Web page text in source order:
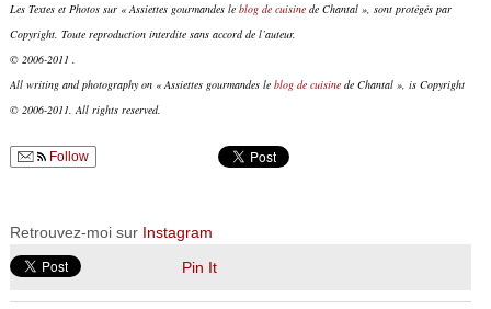
Les Textes et Photos sur « Assiettes gourmandes le blog de cuisinede Chantal », sont protégés par
Copyright. Toute reproduction interdite sans accord de l’auteur.
© 2006-2011 .
All writing and photography on « Assiettes gourmandes le blog de cuisinede Chantal », is Copyright
© 2006-2011. All rights reserved.
Follow
Retrouvez-moi sur Instagram
Pin It